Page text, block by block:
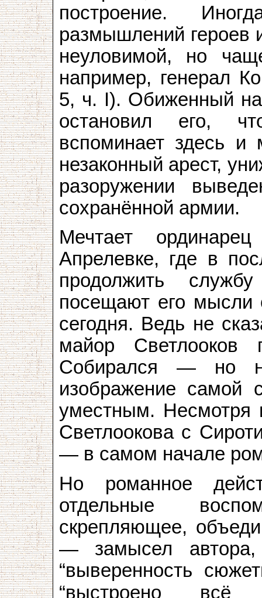
построение.
размышлений героев
неуловимой, но
например, генерал
5, ч. I). Обиженный
остановил его,
вспоминает здесь и
незаконный арест,
разоружении
сохранённой армии.
Мечтает
Апрелевке, где в
продолжить
посещают его мысли
сегодня. Ведь не
майор Светлооков
Собирался — но
изображение самой
уместным. Несмотря
Светлоокова с
— в самом начале
Но романное
отдельные
скрепляющее,
— замысел автора,
“выверенность
“выстроено